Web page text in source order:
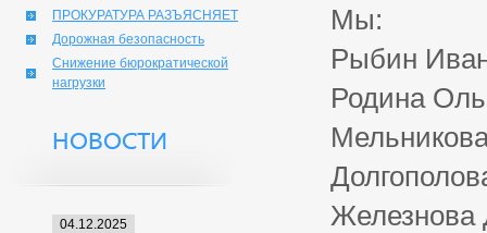
ПРОКУРАТУРА РАЗЪЯСНЯЕТ
Дорожная безопасность
Снижение бюрократической
нагрузки
НОВОСТИ
04.12.2025
Мы:
Рыбин
Родина
Железнова